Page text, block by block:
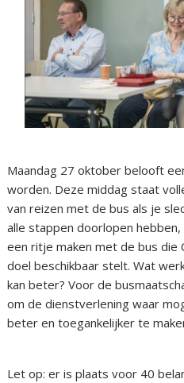
Maandag 27 oktober belooft
worden. Deze middag staat
van reizen met de bus als je
alle stappen doorlopen hebben,
een ritje maken met de bus die
doel beschikbaar stelt. Wat
kan beter? Voor de
om de dienstverlening waar
beter en toegankelijker te
Let op: er is plaats voor 40